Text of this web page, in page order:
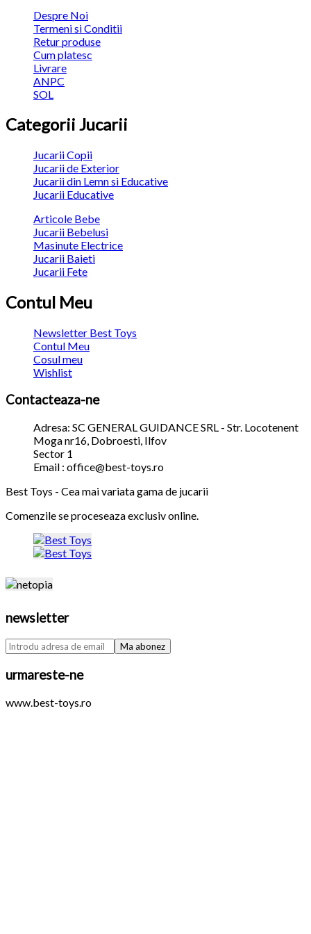
Despre Noi
Termeni si Conditii
Retur produse
Cum platesc
Livrare
ANPC
SOL
Categorii Jucarii
Jucarii Copii
Jucarii de Exterior
Jucarii din Lemn si Educative
Jucarii Educative
Articole Bebe
Jucarii Bebelusi
Masinute Electrice
Jucarii Baieti
Jucarii Fete
Contul Meu
Newsletter Best Toys
Contul Meu
Cosul meu
Wishlist
Contacteaza-ne
Adresa: SC GENERAL GUIDANCE SRL - Str. Locotenent
Moga nr16, Dobroesti, Ilfov
Sector 1
Email : office@best-toys.ro
Best Toys - Cea mai variata gama de jucarii
Comenzile se proceseaza exclusiv online.
newsletter
urmareste-ne
www.best-toys.ro